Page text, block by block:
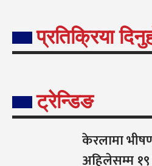
प्रतिक्रिया
ट्रेन्डिङ
केरलामा
अहिलेसम्म